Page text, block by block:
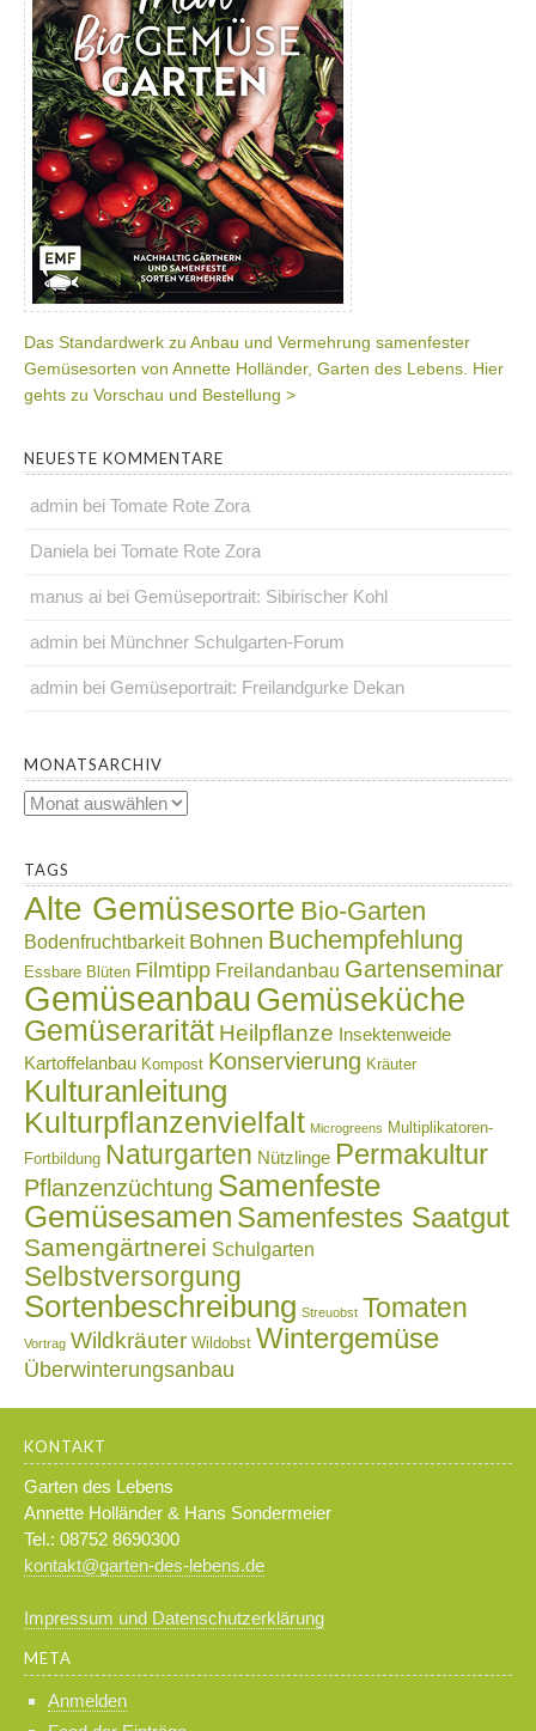
Das Standardwerk zu Anbau und Vermehrung samenfester
Gemüsesorten von Annette Holländer, Garten des Lebens. Hier
gehts zu Vorschau und Bestellung >
NEUESTE KOMMENTARE
admin bei Tomate Rote Zora
Daniela bei Tomate Rote Zora
manus ai bei Gemüseportrait: Sibirischer Kohl
admin bei Münchner Schulgarten-Forum
admin bei Gemüseportrait: Freilandgurke Dekan
MONATSARCHIV
Monatsarchiv
TAGS
Alte Gemüsesorte Bio-Garten
Bodenfruchtbarkeit Bohnen Buchempfehlung
Essbare Blüten Filmtipp Freilandanbau Gartenseminar
Gemüseanbau Gemüseküche
Gemüserarität Heilpflanze
Insektenweide
Kartoffelanbau Kompost Konservierung Kräuter
Kulturanleitung
Kulturpflanzenvielfalt Microgreens Multiplikatoren-
Fortbildung Naturgarten Nützlinge Permakultur
Pflanzenzüchtung Samenfeste
Gemüsesamen Samenfestes Saatgut
Samengärtnerei Schulgarten
Selbstversorgung
Sortenbeschreibung Streuobst Tomaten
Vortrag Wildkräuter Wildobst Wintergemüse
Überwinterungsanbau
KONTAKT
Garten des Lebens
Annette Holländer & Hans Sondermeier
Tel.: 08752 8690300
kontakt@garten-des-lebens.de
Impressum und Datenschutzerklärung
META
Anmelden